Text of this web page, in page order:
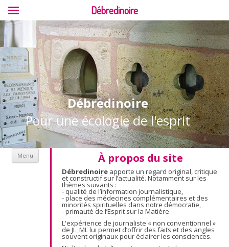
Débredinoire
Pour une écologie de l'esprit
À propos du site
Débredinoire apporte un regard original, critique
et constructif sur l’actualité. Notamment sur les
thèmes suivants :
- qualité de l’information journalistique,
- place des médecines complémentaires et des
minorités spirituelles dans notre démocratie,
- primauté de l’Esprit sur la Matière.
L'expérience de journaliste « non conventionnel »
de JL_ML lui permet d’offrir des faits et des angles
souvent originaux pour éclairer les consciences.
Menu Aller au contenu
Débredinoire